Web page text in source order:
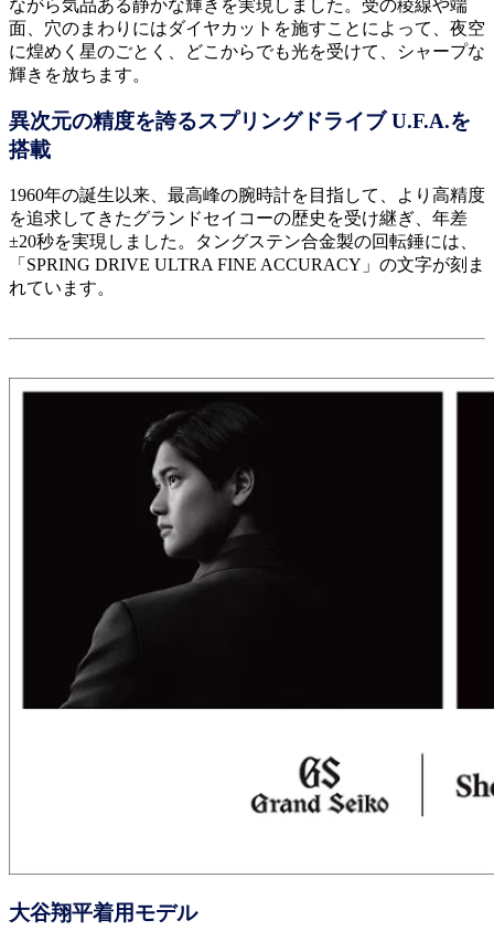
ながら気品ある静かな輝きを実現しました。受の稜線や端
面、穴のまわりにはダイヤカットを施すことによって、夜空
に煌めく星のごとく、どこからでも光を受けて、シャープな
輝きを放ちます。
異次元の精度を誇るスプリングドライブ U.F.A.を
搭載
1960年の誕生以来、最高峰の腕時計を目指して、より高精度
を追求してきたグランドセイコーの歴史を受け継ぎ、年差
±20秒を実現しました。タングステン合金製の回転錘には、
「SPRING DRIVE ULTRA FINE ACCURACY」の文字が刻ま
れています。
大谷翔平着用モデル